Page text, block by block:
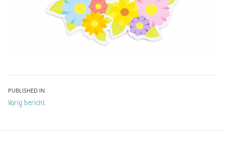
Bericht
navigatie
PUBLISHED IN
Vorig bericht